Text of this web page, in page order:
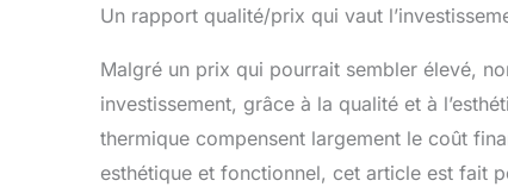
Un rapport qualité/prix qui vaut
Malgré un prix qui pourrait sembler élevé,
investissement, grâce à la qualité et à
thermique compensent largement le coût
esthétique et fonctionnel, cet article est fait